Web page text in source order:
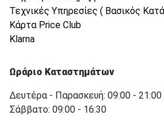
Τεχνικές Υπηρεσίες ( Βασικός
Κάρτα Price Club
Klarna
Ωράριο Καταστημάτων
Δευτέρα - Παρασκευή: 09:00 - 21:00
Σάββατο: 09:00 - 16:30